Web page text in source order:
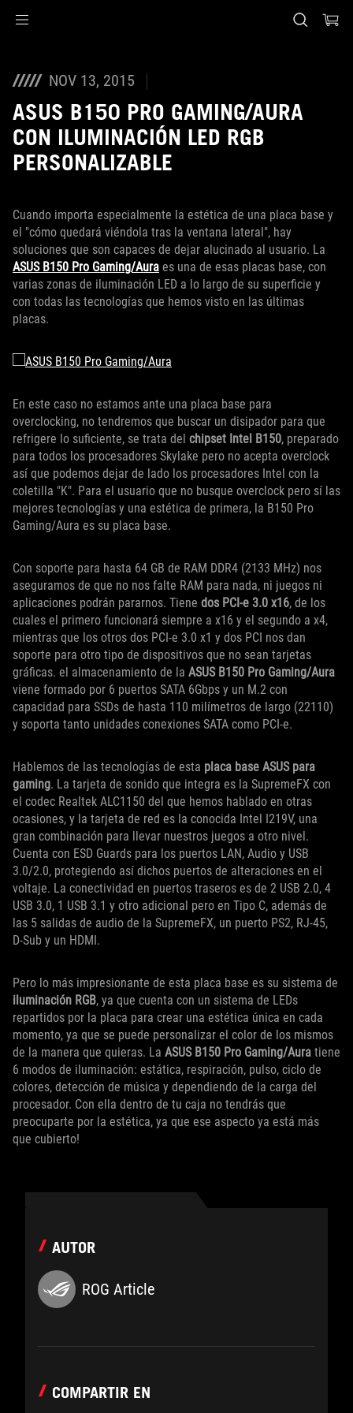
NOV 13, 2015
ASUS B150 PRO GAMING/AURA
CON ILUMINACIÓN LED RGB
PERSONALIZABLE
Cuando importa especialmente la estética de una placa base y
el "cómo quedará viéndola tras la ventana lateral", hay
soluciones que son capaces de dejar alucinado al usuario. La
ASUS B150 Pro Gaming/Aura es una de esas placas base, con
varias zonas de iluminación LED a lo largo de su superficie y
con todas las tecnologías que hemos visto en las últimas
placas.
En este caso no estamos ante una placa base para
overclocking, no tendremos que buscar un disipador para que
refrigere lo suficiente, se trata del chipset Intel B150, preparado
para todos los procesadores Skylake pero no acepta overclock
así que podemos dejar de lado los procesadores Intel con la
coletilla "K". Para el usuario que no busque overclock pero sí las
mejores tecnologías y una estética de primera, la B150 Pro
Gaming/Aura es su placa base.
Con soporte para hasta 64 GB de RAM DDR4 (2133 MHz) nos
aseguramos de que no nos falte RAM para nada, ni juegos ni
aplicaciones podrán pararnos. Tiene dos PCI-e 3.0 x16, de los
cuales el primero funcionará siempre a x16 y el segundo a x4,
mientras que los otros dos PCI-e 3.0 x1 y dos PCI nos dan
soporte para otro tipo de dispositivos que no sean tarjetas
gráficas. el almacenamiento de la ASUS B150 Pro Gaming/Aura
viene formado por 6 puertos SATA 6Gbps y un M.2 con
capacidad para SSDs de hasta 110 milímetros de largo (22110)
y soporta tanto unidades conexiones SATA como PCI-e.
Hablemos de las tecnologías de esta placa base ASUS para
gaming. La tarjeta de sonido que integra es la SupremeFX con
el codec Realtek ALC1150 del que hemos hablado en otras
ocasiones, y la tarjeta de red es la conocida Intel I219V, una
gran combinación para llevar nuestros juegos a otro nivel.
Cuenta con ESD Guards para los puertos LAN, Audio y USB
3.0/2.0, protegiendo así dichos puertos de alteraciones en el
voltaje. La conectividad en puertos traseros es de 2 USB 2.0, 4
USB 3.0, 1 USB 3.1 y otro adicional pero en Tipo C, además de
las 5 salidas de audio de la SupremeFX, un puerto PS2, RJ-45,
D-Sub y un HDMI.
Pero lo más impresionante de esta placa base es su sistema de
iluminación RGB, ya que cuenta con un sistema de LEDs
repartidos por la placa para crear una estética única en cada
momento, ya que se puede personalizar el color de los mismos
de la manera que quieras. La ASUS B150 Pro Gaming/Aura tiene
6 modos de iluminación: estática, respiración, pulso, ciclo de
colores, detección de música y dependiendo de la carga del
procesador. Con ella dentro de tu caja no tendrás que
preocuparte por la estética, ya que ese aspecto ya está más
que cubierto!
AUTOR
ROG Article
COMPARTIR EN